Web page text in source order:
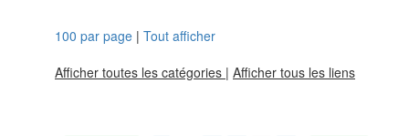
100 par page | Tout afficher
Afficher toutes les catégories | Afficher tous les liens